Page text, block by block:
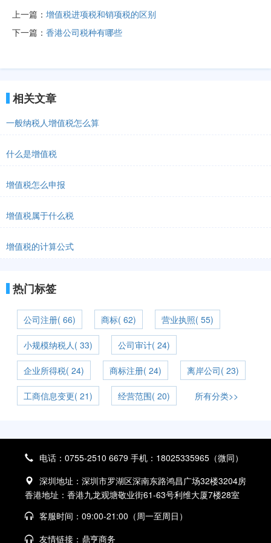
上一篇： 增值税进项税和销项税的区别
下一篇： 香港公司税种有哪些
相关文章
一般纳税人增值税怎么算
什么是增值税
增值税怎么申报
增值税属于什么税
增值税的计算公式
热门标签
公司注册( 66) 商标( 62) 营业执照( 55)
小规模纳税人( 33) 公司审计( 24)
企业所得税( 24) 商标注册( 24) 离岸公司( 23)
工商信息变更( 21) 经营范围( 20) 所有分类>>
电话：0755-2510 6679 手机：18025335965（微同）
深圳地址：深圳市罗湖区深南东路鸿昌广场32楼3204房
香港地址：香港九龙观塘敬业街61-63号利维大厦7楼28室
客服时间：09:00-21:00（周一至周日）
友情链接： 鼎亨商务